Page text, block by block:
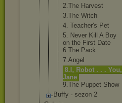
2.The Harvest
3.The Witch
4. Teacher's Pet
5. Never Kill A Boy
on the First Date
6.The Pack
7.Angel
8.I, Robot . . . You,
Jane
9.The Puppet Show
Buffy - sezon 2